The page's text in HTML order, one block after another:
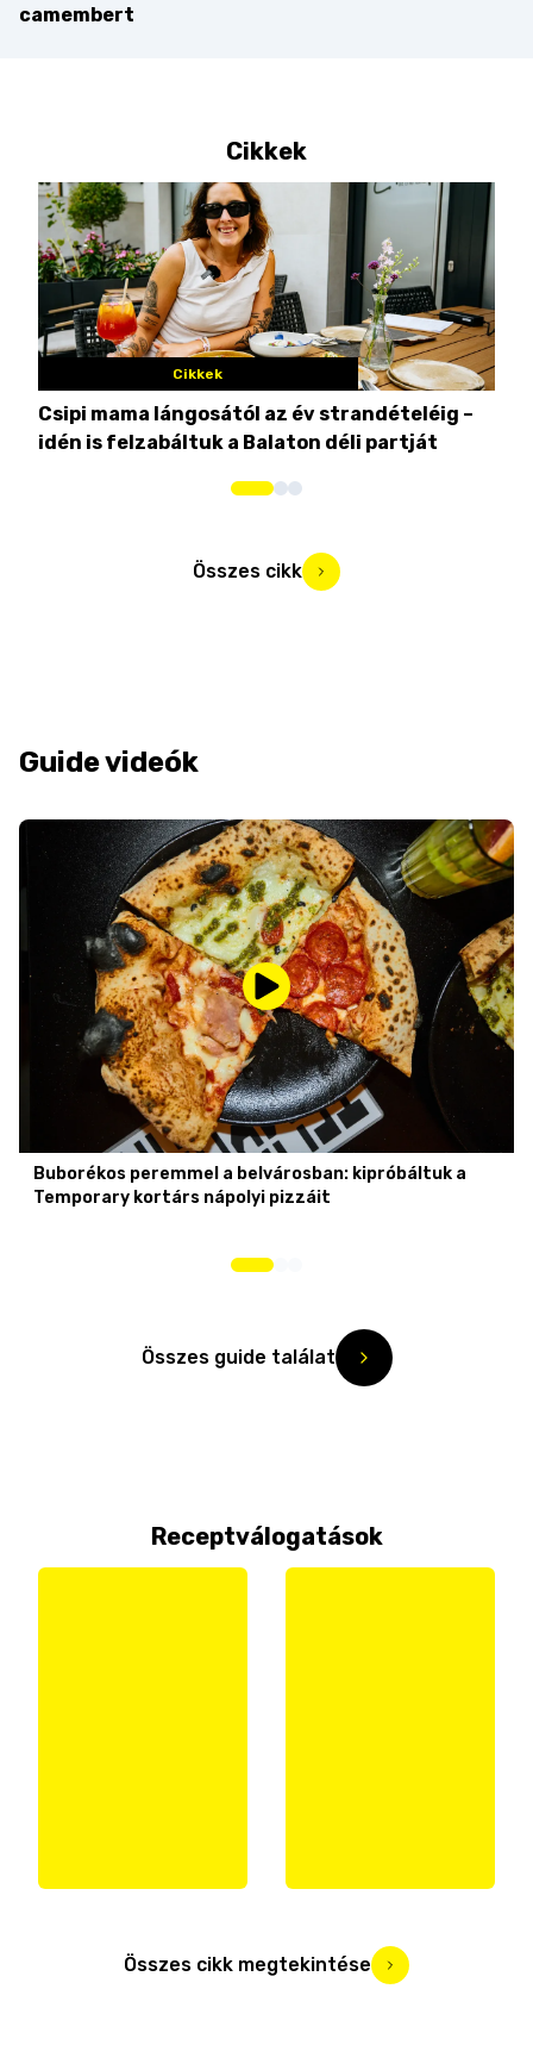
camembert
Cikkek
Cikkek
Csipi mama lángosától az év strandételéig –
idén is felzabáltuk a Balaton déli partját
Összes cikk
Guide videók
Buborékos peremmel a belvárosban: kipróbáltuk a
Temporary kortárs nápolyi pizzáit
Összes guide találat
Receptválogatások
Összes cikk megtekintése